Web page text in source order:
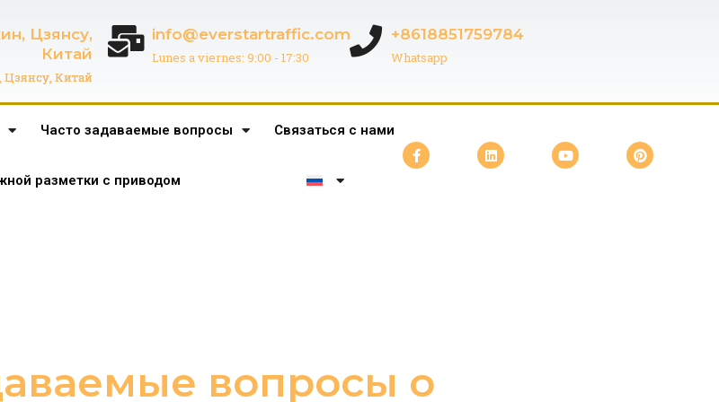
Цзянсу,
Китай
Китай
info@everstartraffic.com
Lunes a viernes: 9:00 - 17:30
+8618851759784
Whatsapp
Часто задаваемые вопросы Связаться с нами
разметки с приводом
вопросы о